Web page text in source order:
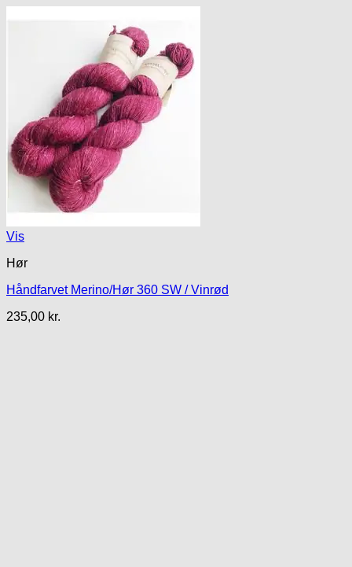
Vis
Hør
Håndfarvet Merino/Hør 360 SW / Vinrød
235,00 kr.